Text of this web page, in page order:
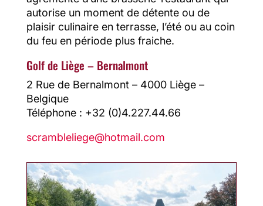
autorise un moment de détente ou de
plaisir culinaire en terrasse, l’été ou au coin
du feu en période plus fraiche.
Golf de Liège – Bernalmont
2 Rue de Bernalmont – 4000 Liège –
Belgique
Téléphone : +32 (0)4.227.44.66
scrambleliege@hotmail.com